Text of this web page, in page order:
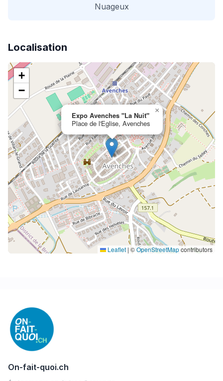
Nuageux
Localisation
Expo Avenches "La Nuit"
Place de l'Eglise, Avenches
×
+
−
Leaflet | ©OpenStreetMapcontributors
On-fait-quoi.ch